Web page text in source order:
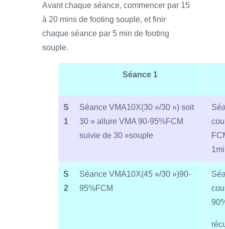
Avant chaque séance, commencer par 15
à 20 mins de footing souple, et finir
chaque séance par 5 min de footing
souple.
Séance 1
S
1
Séance VMA10X(30 »/30 ») soit
30 » allure VMA 90-95%FCM
suivie de 30 »souple
S
2
Séance VMA10X(45 »/30 »)90-
95%FCM